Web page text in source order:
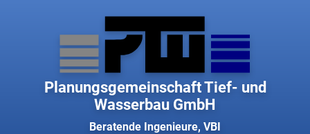
Planungsgemeinschaft Tief- und
Wasserbau GmbH
Beratende Ingenieure, VBI